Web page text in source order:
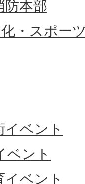
防本部
・スポーツ
イベント
ベント
イベント